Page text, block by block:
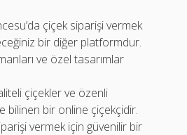
çiçek siparişi vermek
bir diğer platformdur.
ve özel tasarımlar
çiçekler ve özenli
bilinen bir online çiçekçidir.
vermek için güvenilir bir